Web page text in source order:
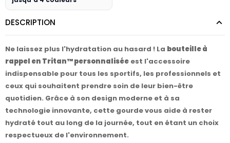
DESCRIPTION
Ne laissez plus l'hydratation au hasard ! La bouteille à
rappel en Tritan™ personnalisée est l'accessoire
indispensable pour tous les sportifs, les professionnels et
ceux qui souhaitent prendre soin de leur bien-être
quotidien. Grâce à son design moderne et à sa
technologie innovante, cette gourde vous aide à rester
hydraté tout au long de la journée, tout en étant un choix
respectueux de l'environnement.